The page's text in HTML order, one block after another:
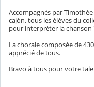
Accompagnés par
cajón, tous les élèves du
pour interpréter la chanson
La chorale composée de
apprécié de tous.
Bravo à tous pour votre